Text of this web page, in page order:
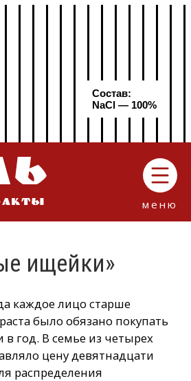
Состав:
NaCl — 100%
меню
ищейки»
каждое лицо старше
было обязано покупать
в год. В семье из четырех
цену девятнадцати
распределения